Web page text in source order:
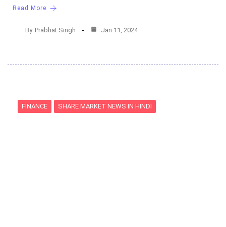
Read More
By Prabhat Singh Jan 11, 2024
FINANCE SHARE MARKET NEWS IN HINDI